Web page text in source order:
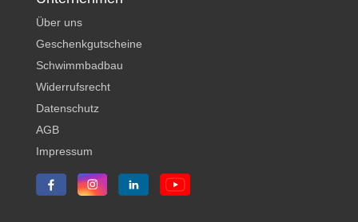
Über uns
Geschenkgutscheine
Schwimmbadbau
Widerrufsrecht
Datenschutz
AGB
Impressum